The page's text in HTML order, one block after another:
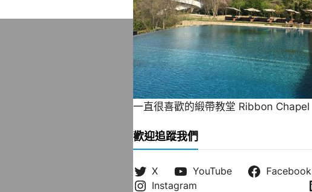
一直很喜歡的緞帶教堂 Ribbon Chapel
歡迎追蹤我們
X YouTube Facebook
Instagram